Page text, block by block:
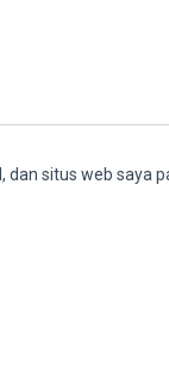
dan situs web saya